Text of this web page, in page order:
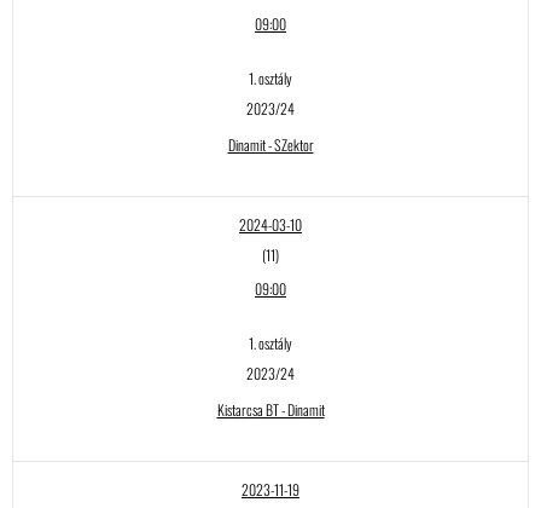
09:00
1. osztály
2023/24
Dinamit - SZektor
2024-03-10
(11)
09:00
1. osztály
2023/24
Kistarcsa BT - Dinamit
2023-11-19